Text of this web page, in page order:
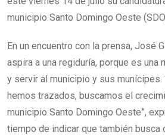
municipio Santo Domingo Oeste
En un encuentro con la prensa, José
aspira a una regiduría, porque es una
y servir al municipio y sus munícipes.
hemos trazados, buscamos el
municipio Santo Domingo Oeste”,
tiempo de indicar que también busca